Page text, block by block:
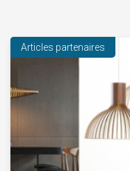
Articles partenaires